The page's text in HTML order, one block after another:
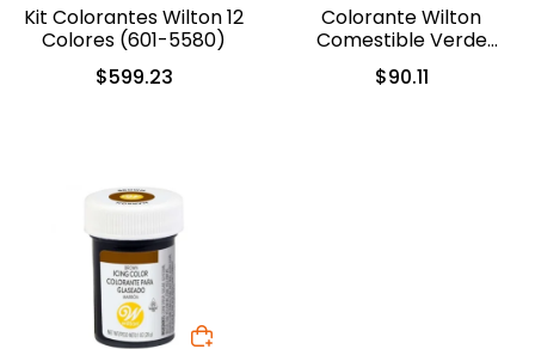
Kit Colorantes Wilton 12
Colores (601-5580)
$599.23
Colorante Wilton
Comestible Verde
Musgo 28.3gr (04-0-
0049)
$90.11